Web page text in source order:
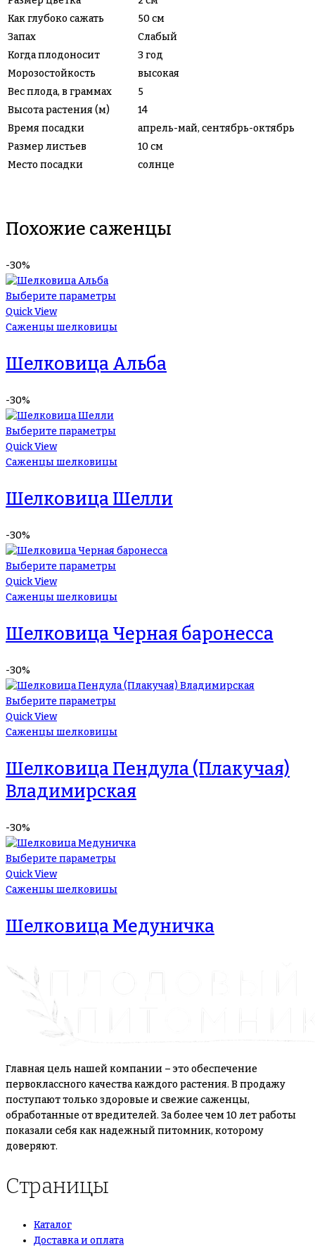
Как глубоко сажать
50 см
Запах
Слабый
Когда плодоносит
3 год
Морозостойкость
высокая
Вес плода, в граммах
5
Высота растения (м)
14
Время посадки
апрель-май, сентябрь-октябрь
Размер листьев
10 см
Место посадки
солнце
Похожие саженцы
-30%
Выберите параметры
Quick View
Саженцы шелковицы
Шелковица Альба
-30%
Выберите параметры
Quick View
Саженцы шелковицы
Шелковица Шелли
-30%
Выберите параметры
Quick View
Саженцы шелковицы
Шелковица Черная баронесса
-30%
Выберите параметры
Quick View
Саженцы шелковицы
Шелковица Пендула (Плакучая)
Владимирская
-30%
Выберите параметры
Quick View
Саженцы шелковицы
Шелковица Медуничка
Главная цель нашей компании – это обеспечение
первоклассного качества каждого растения. В продажу
поступают только здоровые и свежие саженцы,
обработанные от вредителей. За более чем 10 лет работы
показали себя как надежный питомник, которому
доверяют.
Страницы
Каталог
Доставка и оплата